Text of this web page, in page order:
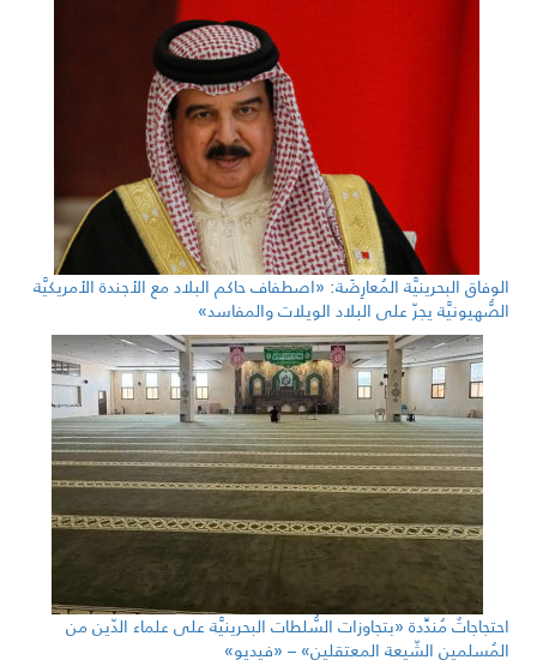
الوفاق البحرينيَّة المُعارِضَة: «اصطفاف حاكم البلاد مع الأجندة الأمريكيَّة
الصُّهيونيَّة يجرّ على البلاد الويلات والمفاسد»
احتجاجاتٌ مُندِّدة «بتجاوزات السُّلطات البحرينيَّة على علماء الدّين من
المُسلمين الشّيعة المعتقلين» – «فيديو»